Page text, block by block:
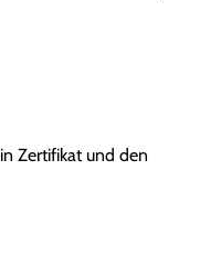
Zertifikat und den